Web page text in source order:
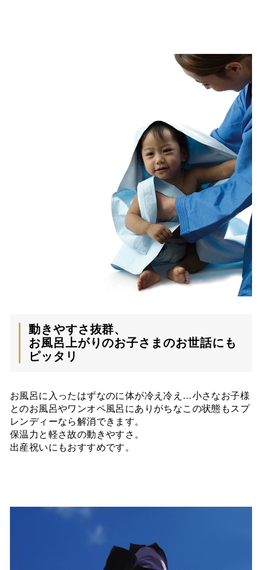
動きやすさ抜群、
お風呂上がりのお子さまのお世話にも
ピッタリ
お風呂に入ったはずなのに体が冷え冷え…小さなお子様
とのお風呂やワンオペ風呂にありがちなこの状態もスプ
レンディーなら解消できます。
保温力と軽さ故の動きやすさ。
出産祝いにもおすすめです。